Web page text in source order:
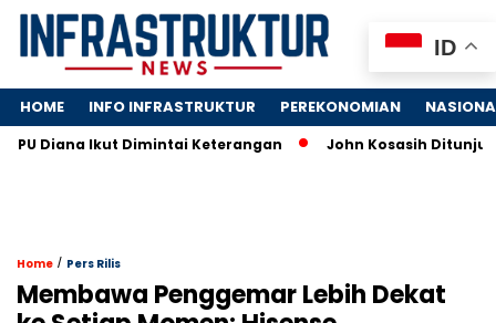
HOME INFO INFRASTRUKTUR PEREKONOMIAN
PU Diana Ikut Dimintai Keterangan John Kosasih
Home / Pers Rilis
Membawa Penggemar Lebih Dekat
ID